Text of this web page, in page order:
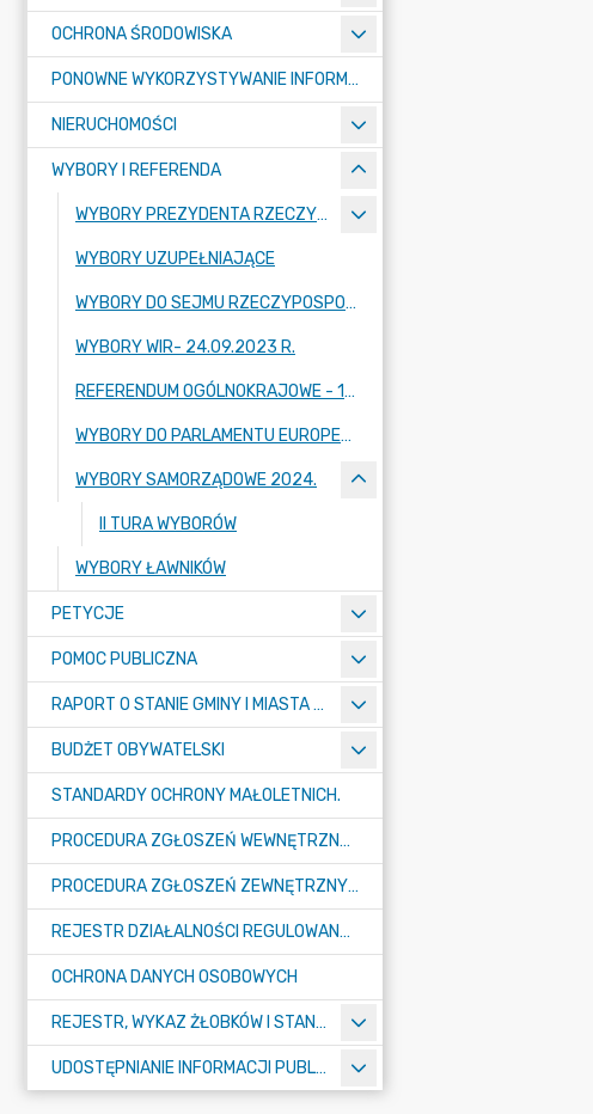
OCHRONA ŚRODOWISKA
PONOWNE WYKORZYSTYWANIE INFORMACJI SEKTORA PUBLICZNEGO
NIERUCHOMOŚCI
WYBORY I REFERENDA
WYBORY PREZYDENTA RZECZYPOSPOLITEJ POLSKIEJ 2025 R.
WYBORY UZUPEŁNIAJĄCE
WYBORY DO SEJMU RZECZYPOSPOLITEJ POLSKIEJ I SENATU RZECZYPOSPOLITEJ POLSKIEJ- 15.10.2023 R.
WYBORY WIR- 24.09.2023 R.
REFERENDUM OGÓLNOKRAJOWE - 15.10.2023 R.
WYBORY DO PARLAMENTU EUROPEJSKIEGO 2024 R.
WYBORY SAMORZĄDOWE 2024.
II TURA WYBORÓW
WYBORY ŁAWNIKÓW
PETYCJE
POMOC PUBLICZNA
RAPORT O STANIE GMINY I MIASTA TULISZKÓW
BUDŻET OBYWATELSKI
STANDARDY OCHRONY MAŁOLETNICH.
PROCEDURA ZGŁOSZEŃ WEWNĘTRZNYCH W URZĘDZIE GMINY I MIASTA W TULISZKOWIE
PROCEDURA ZGŁOSZEŃ ZEWNĘTRZNYCH
REJESTR DZIAŁALNOŚCI REGULOWANEJ
OCHRONA DANYCH OSOBOWYCH
REJESTR, WYKAZ ŻŁOBKÓW I STANDARDY OPIEKI NAD DZIEĆMI W WIEKU DO LAT 3
UDOSTĘPNIANIE INFORMACJI PUBLICZNEJ